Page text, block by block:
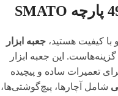
با کیفیت هستید، جعبه ابزار
این جعبه ابزار
تعمیرات ساده و پیچیده
شامل آچارها، پیچ‌گوشتی‌ها،